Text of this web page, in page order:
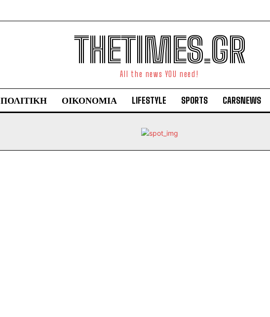
THETIMES.GR
All the news YOU need!
ΠΟΛΙΤΙΚΗ ΟΙΚΟΝΟΜΙΑ LIFESTYLE SPORTS CARSNEWS